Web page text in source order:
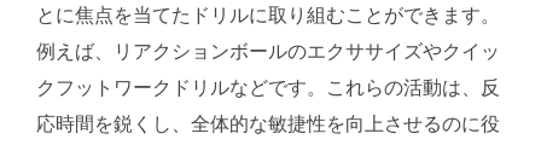
とに焦点を当てたドリルに取り組むことができます。
例えば、リアクションボールのエクササイズやクイッ
クフットワークドリルなどです。これらの活動は、反
応時間を鋭くし、全体的な敏捷性を向上させるのに役